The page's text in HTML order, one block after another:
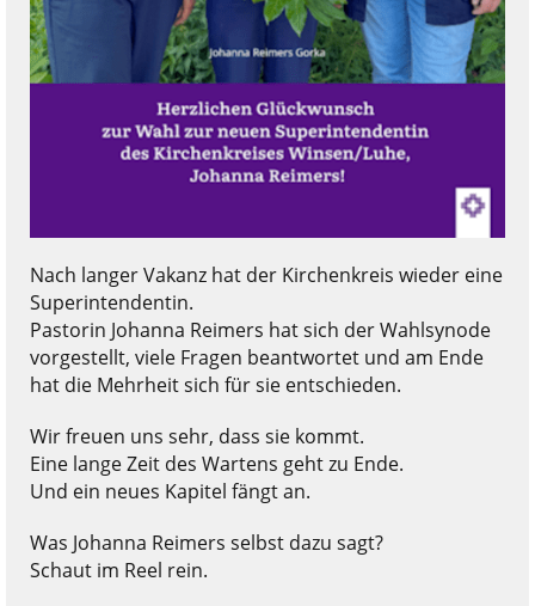
Nach langer Vakanz hat der Kirchenkreis wieder eine
Superintendentin.
Pastorin Johanna Reimers hat sich der Wahlsynode
vorgestellt, viele Fragen beantwortet und am Ende
hat die Mehrheit sich für sie entschieden.
Wir freuen uns sehr, dass sie kommt.
Eine lange Zeit des Wartens geht zu Ende.
Und ein neues Kapitel fängt an.
Was Johanna Reimers selbst dazu sagt?
Schaut im Reel rein.